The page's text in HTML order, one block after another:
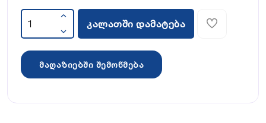
კალათში დამატება
მაღაზიებში შემოწმება